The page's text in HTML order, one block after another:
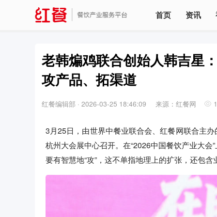
首页 资讯
老韩煸鸡联合创始人韩吉星
攻产品、拓渠道
红餐编辑部 · 2026-03-25 18:46:09 来源：红餐网
3月25日，由世界中餐业联合会、红餐网联合主
杭州大会展中心召开。在“2026中国餐饮产业大
要有智慧地“攻”，这不单指地理上的扩张，还包